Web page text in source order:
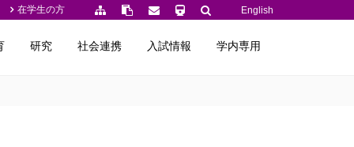
在学生の方 English
研究 社会連携 入試情報 学内専用